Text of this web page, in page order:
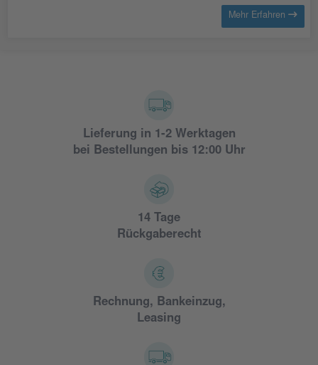
Mehr Erfahren
Lieferung in 1-2 Werktagen
bei Bestellungen bis 12:00 Uhr
14 Tage
Rückgaberecht
Rechnung, Bankeinzug,
Leasing